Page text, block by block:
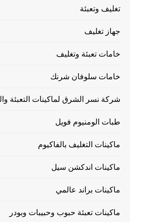
تغليف وتعبئة
جهاز تغليف
خامات تعبئة وتغليف
خامات سلوفان شرنك
شركة نسر الشرق لماكينات التعبئة
طبات الومنيوم فويل
ماكينات التغليف بالفاكيوم
ماكينات اندكشن سيل
ماكينات براند عالمي
ماكينات تعبئة حبوب وحبيبات وبودر